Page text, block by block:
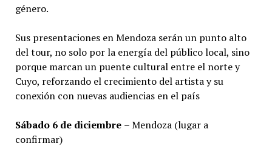
género.
Sus presentaciones en Mendoza serán un punto alto
del tour, no solo por la energía del público local, sino
porque marcan un puente cultural entre el norte y
Cuyo, reforzando el crecimiento del artista y su
conexión con nuevas audiencias en el país
Sábado 6 de diciembre – Mendoza (lugar a
confirmar)